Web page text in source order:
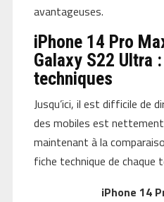
avantageuses.
iPhone 14 Pro
Galaxy S22 Ultra
techniques
Jusqu’ici, il est difficile de
des mobiles est nettement
maintenant à la
fiche technique de chaque
iPhone 14